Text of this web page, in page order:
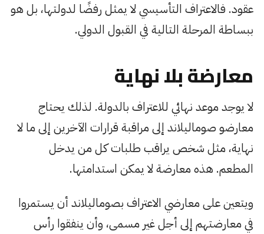
عقود. فالاعتراف التأسيسي لا يمثل رفضًا لدولتها، بل هو
ببساطة المرحلة التالية في القبول الدولي.
معارضة بلا نهاية
لا يوجد موعد نهائي للاعتراف بالدولة. لذلك يحتاج
معارضو صوماليلاند إلى مراقبة قرارات الآخرين إلى ما لا
نهاية، مثل شخص يراقب طلبات كل من يدخل
المطعم. هذه معارضة لا يمكن استدامتها.
ويتعين على معارضي الاعتراف بصوماليلاند أن يستمروا
في معارضتهم إلى أجل غير مسمى، وأن ينفقوا رأس